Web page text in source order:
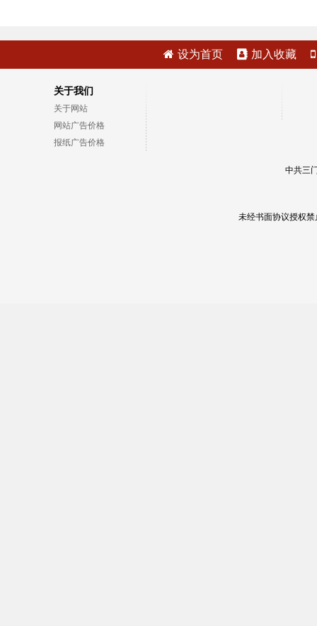
设为首页 加入收藏
关于我们
关于网站
网站广告价格
报纸广告价格
中共三
未经书面协议授权